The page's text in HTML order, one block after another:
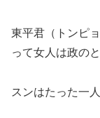
東平君（トンピ
って女人は政の
スンはたった一